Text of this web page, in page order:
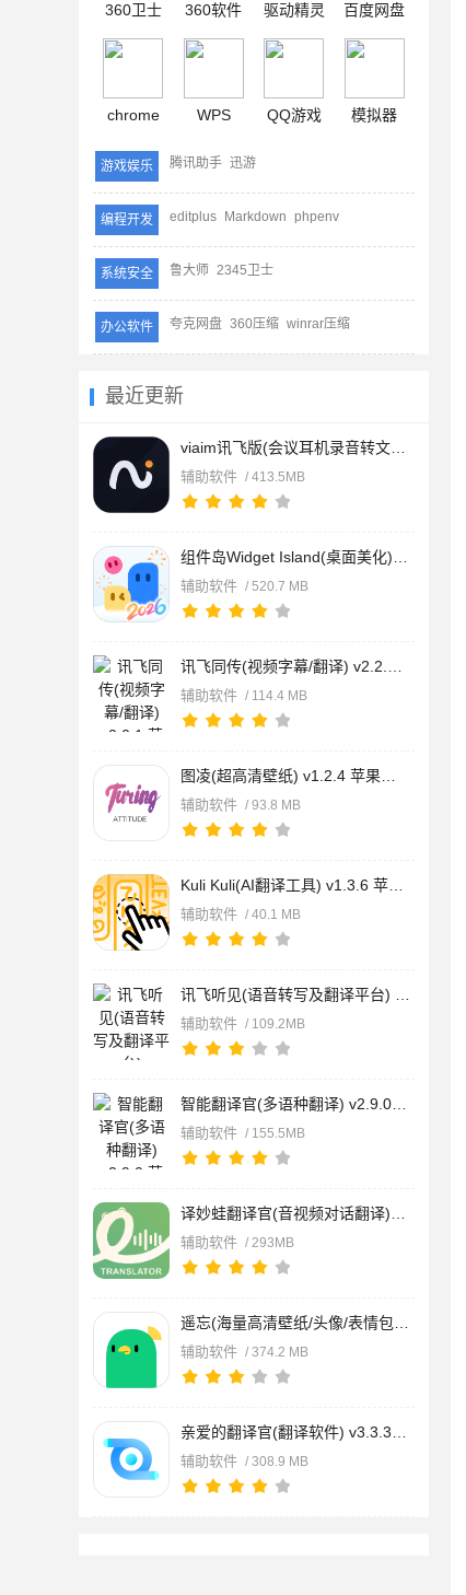
360卫士 360软件 驱动精灵 百度网盘
chrome WPS QQ游戏 模拟器
游戏娱乐 腾讯助手 迅游
编程开发 editplus Markdown phpenv
系统安全 鲁大师 2345卫士
办公软件 夸克网盘 360压缩 winrar压缩
最近更新
辅助软件 / 413.5MB
辅助软件 / 520.7 MB
辅助软件 / 114.4 MB
辅助软件 / 93.8 MB
辅助软件 / 40.1 MB
辅助软件 / 109.2MB
辅助软件 / 155.5MB
辅助软件 / 293MB
辅助软件 / 374.2 MB
辅助软件 / 308.9 MB